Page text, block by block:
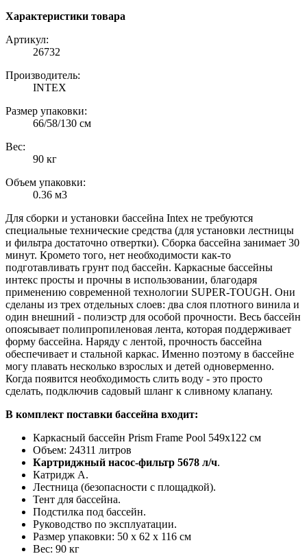
Характеристики товара
Артикул:
26732
Производитель:
INTEX
Размер упаковки:
66/58/130 см
Вес:
90 кг
Объем упаковки:
0.36 м3
Для сборки и установки бассейна Intex не требуются
специальные технические средства (для установки лестницы
и фильтра достаточно отвертки). Сборка бассейна занимает 30
минут. Кромето того, нет необходимости как-то
подготавливать грунт под бассейн. Каркасные бассейны
интекс просты и прочны в использовании, благодаря
применению современной технологии SUPER-TOUGH. Они
сделаны из трех отдельных слоев: два слоя плотного винила и
один внешний - полиэстр для особой прочности. Весь бассейн
опоясывает полипропиленовая лента, которая поддерживает
форму бассейна. Наряду с лентой, прочность бассейна
обеспечивает и стальной каркас. Именно поэтому в бассейне
могу плавать несколько взрослых и детей одноверменно.
Когда появится необходимость слить воду - это просто
сделать, подключив садовый шланг к сливному клапану.
В комплект поставки бассейна входит:
Каркасный бассейн Prism Frame Pool 549х122 см
Объем: 24311 литров
Картриджный насос-фильтр 5678 л/ч.
Катридж А.
Лестница (безопасности с площадкой).
Тент для бассейна.
Подстилка под бассейн.
Руководство по эксплуатации.
Размер упаковки: 50 х 62 х 116 см
Вес: 90 кг